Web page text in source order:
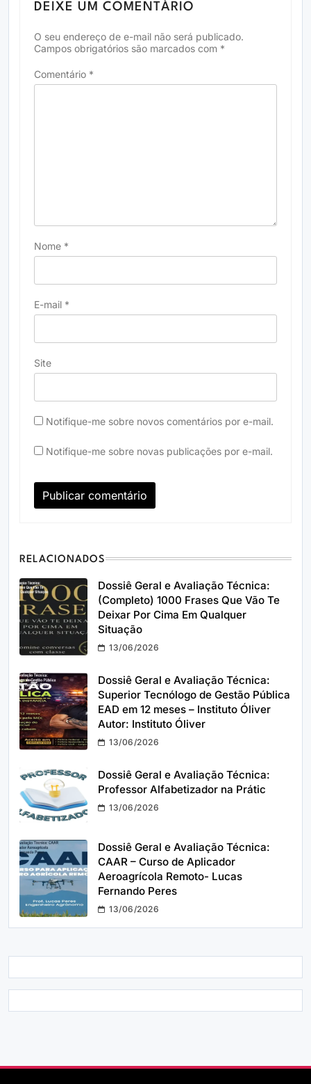
DEIXE UM COMENTÁRIO
O seu endereço de e-mail não será publicado.
Campos obrigatórios são marcados com *
Comentário *
Nome *
E-mail *
Site
Notifique-me sobre novos comentários por e-mail.
Notifique-me sobre novas publicações por e-mail.
RELACIONADOS
Dossiê Geral e Avaliação Técnica:
(Completo) 1000 Frases Que Vão Te
Deixar Por Cima Em Qualquer
Situação
13/06/2026
Dossiê Geral e Avaliação Técnica:
Superior Tecnólogo de Gestão Pública
EAD em 12 meses – Instituto Óliver
Autor: Instituto Óliver
13/06/2026
Dossiê Geral e Avaliação Técnica:
Professor Alfabetizador na Prátic
13/06/2026
Dossiê Geral e Avaliação Técnica:
CAAR – Curso de Aplicador
Aeroagrícola Remoto- Lucas
Fernando Peres
13/06/2026